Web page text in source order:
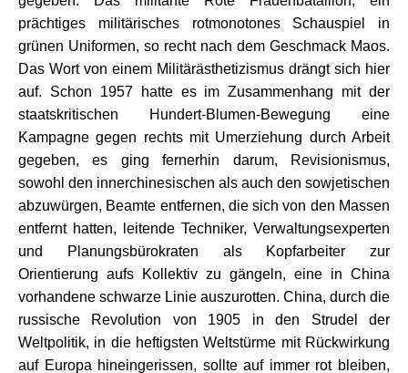
prächtiges militärisches rotmonotones Schauspiel in
grünen Uniformen, so recht nach dem Geschmack Maos.
Das Wort von einem Militärästhetizismus drängt sich hier
auf. Schon 1957 hatte es im Zusammenhang mit der
staatskritischen Hundert-Blumen-Bewegung eine
Kampagne gegen rechts mit Umerziehung durch Arbeit
gegeben, es ging fernerhin darum, Revisionismus,
sowohl den innerchinesischen als auch den sowjetischen
abzuwürgen, Beamte entfernen, die sich von den Massen
entfernt hatten, leitende Techniker, Verwaltungsexperten
und Planungsbürokraten als Kopfarbeiter zur
Orientierung aufs Kollektiv zu gängeln, eine in China
vorhandene schwarze Linie auszurotten. China, durch die
russische Revolution von 1905 in den Strudel der
Weltpolitik, in die heftigsten Weltstürme mit Rückwirkung
auf Europa hineingerissen, sollte auf immer rot bleiben,